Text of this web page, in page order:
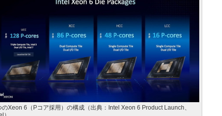
のXeon 6（Pコア採用）の構成（出典：Intel Xeon 6 Product Launch、